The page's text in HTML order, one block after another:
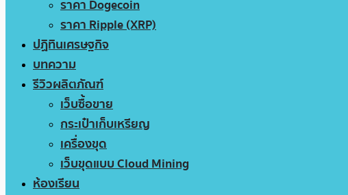
ราคา Dogecoin
ราคา Ripple (XRP)
ปฏิทินเศรษฐกิจ
บทความ
รีวิวผลิตภัณฑ์
เว็บซื้อขาย
กระเป๋าเก็บเหรียญ
เครื่องขุด
เว็บขุดแบบ Cloud Mining
ห้องเรียน